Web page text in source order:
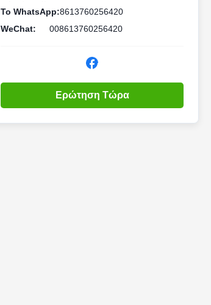
Το WhatsApp:8613760256420
WeChat:
008613760256420
Ερώτηση Τώρα